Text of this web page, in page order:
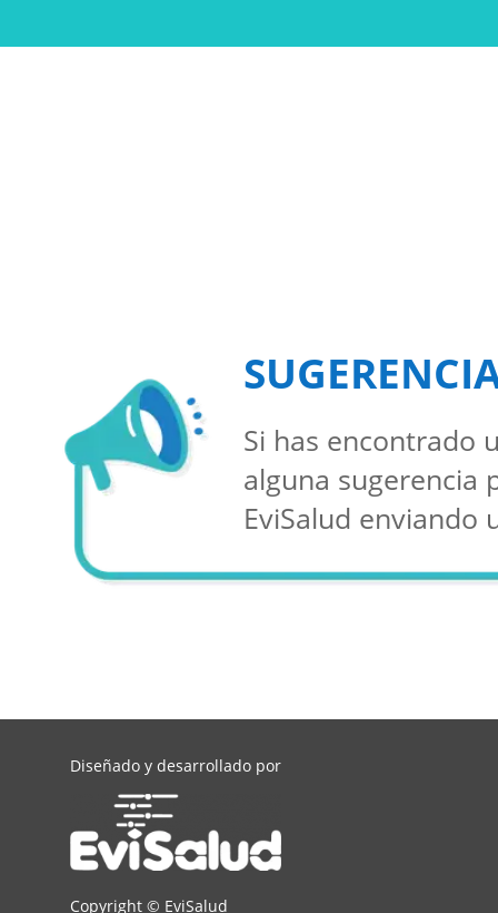
Si has encontrado
alguna sugerencia
EviSalud enviando
Diseñado y desarrollado por
Copyright © EviSalud